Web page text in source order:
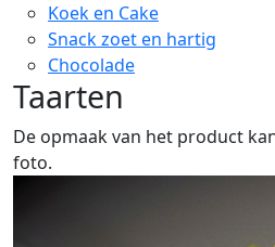
Koek en Cake
Snack zoet en hartig
Chocolade
Taarten
De opmaak van het product
foto.